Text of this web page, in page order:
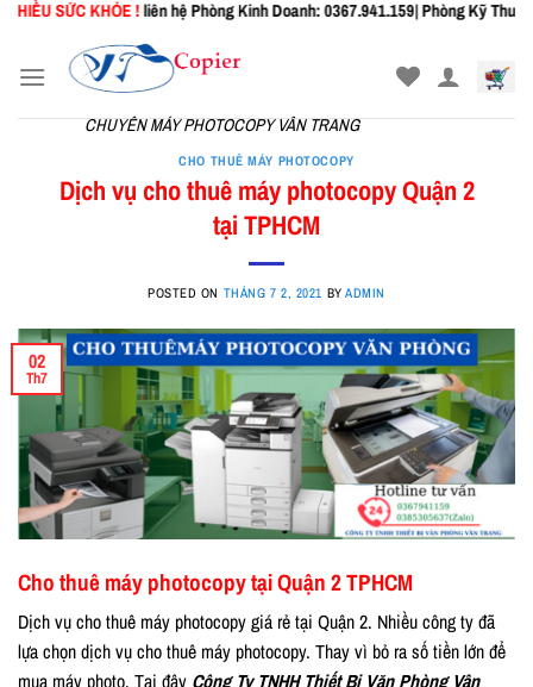
Skip
content
KHỎE !liên hệ Phòng Kinh Doanh: 0367.941.159| Phòng Kỹ Thuật:
CHUYÊN MÁY PHOTOCOPY VÂN TRANG
CHO THUÊ MÁY PHOTOCOPY
Dịch vụ cho thuê máy photocopy Quận 2
tại TPHCM
POSTED ON THÁNG 7 2, 2021 BYADMIN
02
Th7
Cho thuê máy photocopy tại Quận 2 TPHCM
Dịch vụ cho thuê máy photocopy giá rẻ tại Quận 2. Nhiều công ty đã
lựa chọn dịch vụ cho thuê máy photocopy. Thay vì bỏ ra số tiền lớn để
mua máy photo. Tại đây Công Ty TNHH Thiết Bị Văn Phòng Vân